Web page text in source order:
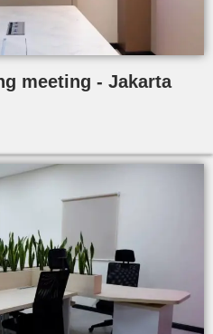
meeting - Jakarta